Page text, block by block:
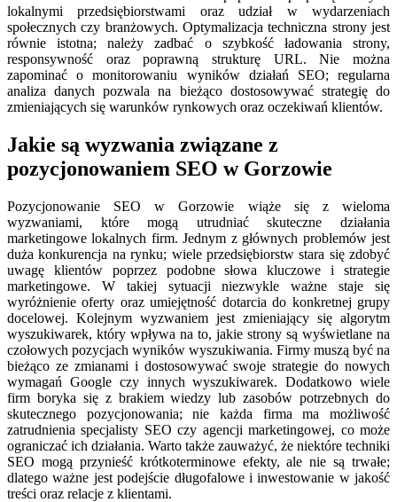
lokalnymi przedsiębiorstwami oraz udział w wydarzeniach
społecznych czy branżowych. Optymalizacja techniczna strony jest
równie istotna; należy zadbać o szybkość ładowania strony,
responsywność oraz poprawną strukturę URL. Nie można
zapominać o monitorowaniu wyników działań SEO; regularna
analiza danych pozwala na bieżąco dostosowywać strategię do
zmieniających się warunków rynkowych oraz oczekiwań klientów.
Jakie są wyzwania związane z
pozycjonowaniem SEO w Gorzowie
Pozycjonowanie SEO w Gorzowie wiąże się z wieloma
wyzwaniami, które mogą utrudniać skuteczne działania
marketingowe lokalnych firm. Jednym z głównych problemów jest
duża konkurencja na rynku; wiele przedsiębiorstw stara się zdobyć
uwagę klientów poprzez podobne słowa kluczowe i strategie
marketingowe. W takiej sytuacji niezwykle ważne staje się
wyróżnienie oferty oraz umiejętność dotarcia do konkretnej grupy
docelowej. Kolejnym wyzwaniem jest zmieniający się algorytm
wyszukiwarek, który wpływa na to, jakie strony są wyświetlane na
czołowych pozycjach wyników wyszukiwania. Firmy muszą być na
bieżąco ze zmianami i dostosowywać swoje strategie do nowych
wymagań Google czy innych wyszukiwarek. Dodatkowo wiele
firm boryka się z brakiem wiedzy lub zasobów potrzebnych do
skutecznego pozycjonowania; nie każda firma ma możliwość
zatrudnienia specjalisty SEO czy agencji marketingowej, co może
ograniczać ich działania. Warto także zauważyć, że niektóre techniki
SEO mogą przynieść krótkoterminowe efekty, ale nie są trwałe;
dlatego ważne jest podejście długofalowe i inwestowanie w jakość
treści oraz relacje z klientami.